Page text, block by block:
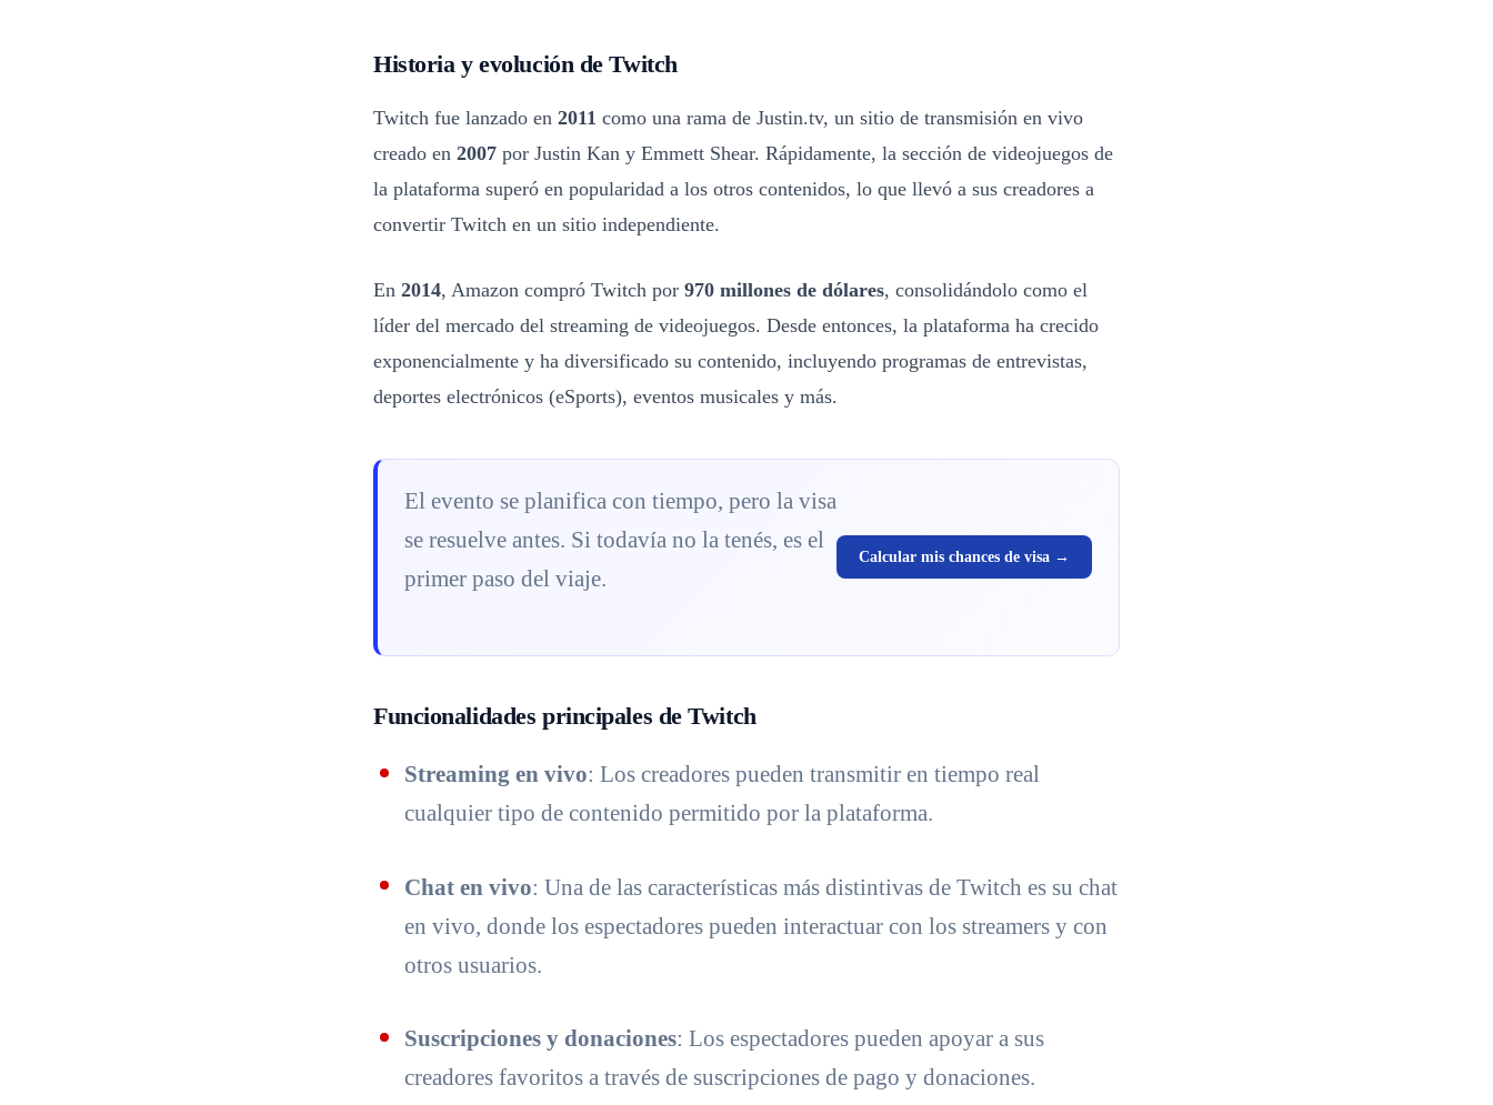
Historia y evolución de Twitch
Twitch fue lanzado en 2011 como una rama de Justin.tv, un sitio de transmisión en vivo
creado en 2007 por Justin Kan y Emmett Shear. Rápidamente, la sección de videojuegos de
la plataforma superó en popularidad a los otros contenidos, lo que llevó a sus creadores a
convertir Twitch en un sitio independiente.
En 2014, Amazon compró Twitch por 970 millones de dólares, consolidándolo como el
líder del mercado del streaming de videojuegos. Desde entonces, la plataforma ha crecido
exponencialmente y ha diversificado su contenido, incluyendo programas de entrevistas,
deportes electrónicos (eSports), eventos musicales y más.
El evento se planifica con tiempo, pero la visa
se resuelve antes. Si todavía no la tenés, es el
primer paso del viaje.
Calcular mis chances de visa →
Funcionalidades principales de Twitch
Streaming en vivo: Los creadores pueden transmitir en tiempo real
cualquier tipo de contenido permitido por la plataforma.
Chat en vivo: Una de las características más distintivas de Twitch es su chat
en vivo, donde los espectadores pueden interactuar con los streamers y con
otros usuarios.
Suscripciones y donaciones: Los espectadores pueden apoyar a sus
creadores favoritos a través de suscripciones de pago y donaciones.